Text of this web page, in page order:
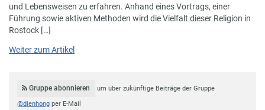
und Lebensweisen zu erfahren. Anhand eines Vortrags, einer
Führung sowie aktiven Methoden wird die Vielfalt dieser Religion in
Rostock […]
Weiter zum Artikel
Gruppe abonnieren
um über zukünftige Beiträge der Gruppe
@dienhongper E-Mail